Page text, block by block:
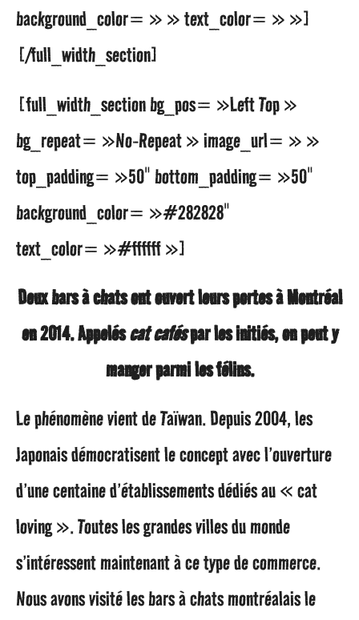
n
s
a
g
o
background_color= » » text_color= » »]
[/full_width_section]
[full_width_section bg_pos= »Left Top »
bg_repeat= »No-Repeat » image_url= » »
top_padding= »50″ bottom_padding= »50″
background_color= »#282828″
text_color= »#ffffff »]
Deux bars à chats ont ouvert leurs portes à Montréal
en 2014. Appeléscat caféspar les initiés, on peut y
manger parmi les félins.
Le phénomène vient de Taïwan. Depuis 2004, les
Japonais démocratisent le concept avec l’ouverture
d’une centaine d’établissements dédiés au « cat
loving ». Toutes les grandes villes du monde
s’intéressent maintenant à ce type de commerce.
Nous avons visité les bars à chats montréalais le